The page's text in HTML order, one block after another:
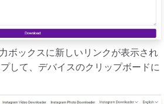
ボックスに新しいリンクが表示され
して、デバイスのクリップボードに